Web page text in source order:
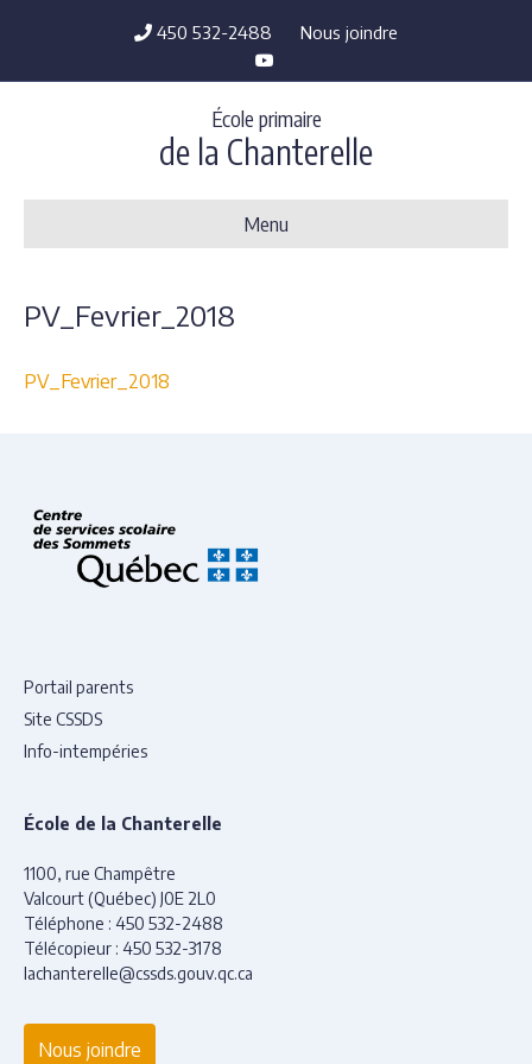
450 532-2488
Nous joindre
Y
o
u
u
e
École primaire
de la Chanterelle
Menu
PV_Fevrier_2018
PV_Fevrier_2018
Portail parents
Site CSSDS
Info-intempéries
École de la Chanterelle
1100, rue Champêtre
Valcourt (Québec) J0E 2L0
Téléphone : 450 532-2488
Télécopieur : 450 532-3178
lachanterelle@cssds.gouv.qc.ca
Nous joindre